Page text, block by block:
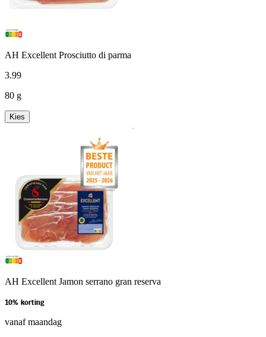
AH Excellent Prosciutto di parma
3.99
80 g
Kies
AH Excellent Jamon serrano gran reserva
10% korting
vanaf maandag